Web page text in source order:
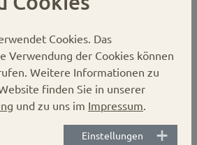
Cookies. Das
Verwendung der Cookies können
Weitere Informationen zu
finden Sie in unserer
und zu uns im Impressum.
Einstellungen